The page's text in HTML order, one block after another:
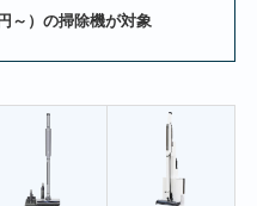
～）の掃除機が対象